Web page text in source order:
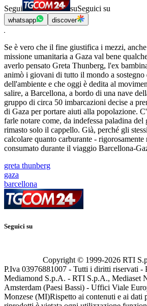
Segui suSeguici su
whatsapp discover
Se è vero che il fine giustifica i mezzi,
missione umanitaria a Gaza val bene
averlo pensato Greta Thunberg, l'ex
animò i giovani di tutto il mondo a sostegno
dell'ambiente e che oggi è dedita al
salire, a Barcellona, a bordo di una nave
gruppo di circa 50 imbarcazioni decise a
di Gaza per portare aiuti alla popolazione.
farle notare come, da indefessa paladina del
rimasto solo il cappello. Già, perché gli
calcolare quanto carburante -
consumato durante il viaggio Barcellona-
greta thunberg
gaza
barcellona
Seguici su
Copyright © 1999-2026 RTI
P.Iva 03976881007 - Tutti i diritti riservati -
Mediamond S.p.A. - RTI S.p.A., Mediaset
Amsterdam (Paesi Bassi) - Uffici Viale
Monzese (MI)Rispetto ai contenuti e ai dati